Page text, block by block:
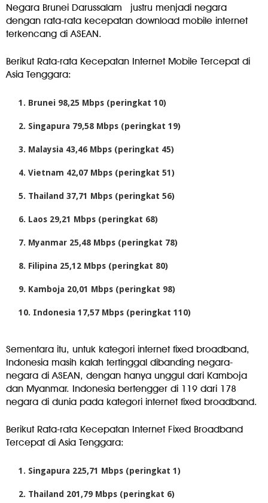
Negara Brunei Darussalam
justru menjadi negara
dengan rata-rata kecepatan download mobile internet
terkencang di ASEAN.
Berikut Rata-rata Kecepatan Internet Mobile Tercepat di
Asia Tenggara:
Brunei 98,25 Mbps (peringkat 10)
Singapura 79,58 Mbps (peringkat 19)
Malaysia 43,46 Mbps (peringkat 45)
Vietnam 42,07 Mbps (peringkat 51)
Thailand 37,71 Mbps (peringkat 56)
Laos 29,21 Mbps (peringkat 68)
Myanmar 25,48 Mbps (peringkat 78)
Filipina 25,12 Mbps (peringkat 80)
Kamboja 20,01 Mbps (peringkat 98)
Indonesia 17,57 Mbps (peringkat 110)
Sementara itu, untuk kategori internet fixed broadband,
Indonesia masih kalah tertinggal dibanding negara-
negara di ASEAN, dengan hanya unggul dari Kamboja
dan Myanmar. Indonesia bertengger di 119 dari 178
negara di dunia pada kategori internet fixed broadband.
Berikut Rata-rata Kecepatan Internet Fixed Broadband
Tercepat di Asia Tenggara:
Singapura 225,71 Mbps (peringkat 1)
Thailand 201,79 Mbps (peringkat 6)